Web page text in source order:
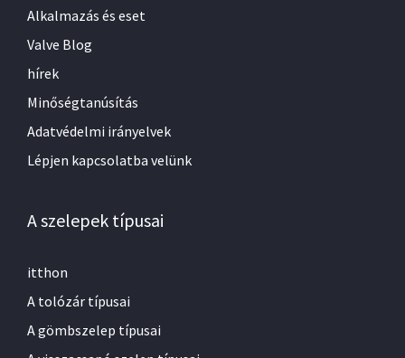
Alkalmazás és eset
Valve Blog
hírek
Minőségtanúsítás
Adatvédelmi irányelvek
Lépjen kapcsolatba velünk
A szelepek típusai
itthon
A tolózár típusai
A gömbszelep típusai